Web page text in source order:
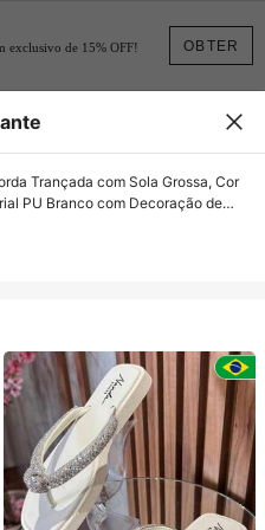
OBTER
exclusivo de 15% OFF!
Trançada com Sola Grossa, Cor
PU Branco com Decoração de
Plataforma Anabela Boêmias de
Sandálias Mule, Primavera Verão
Páscoa